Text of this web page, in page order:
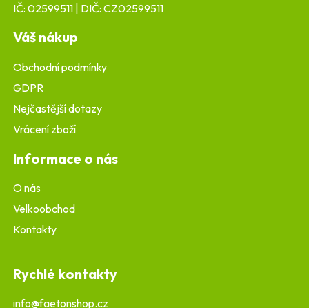
IČ: 02599511 | DIČ: CZ02599511
Váš nákup
Obchodní podmínky
GDPR
Nejčastější dotazy
Vrácení zboží
Informace o nás
O nás
Velkoobchod
Kontakty
Rychlé kontakty
info@faetonshop.cz